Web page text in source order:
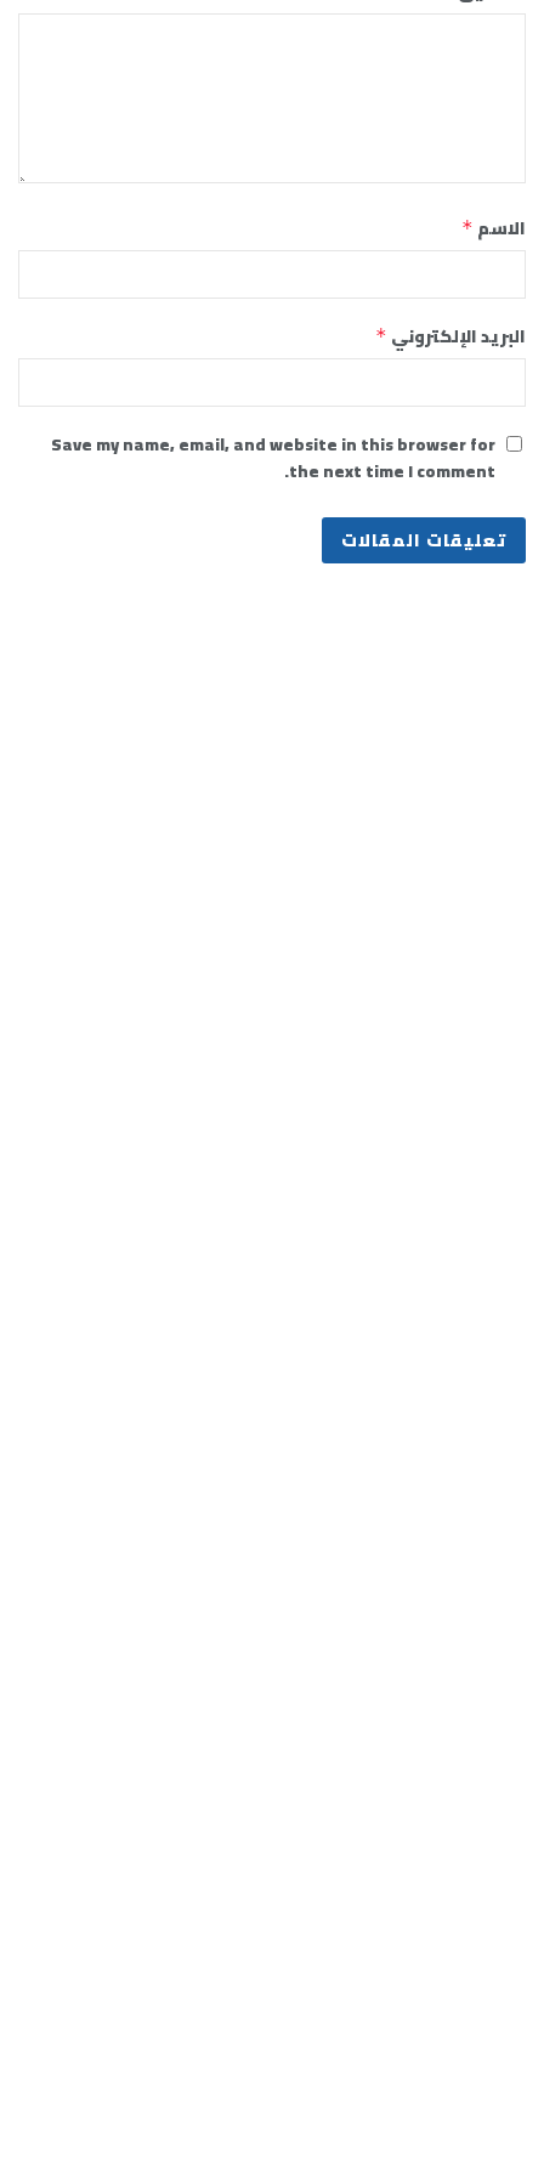
الاسم *
البريد الإلكتروني *
Save my name, email, and website in this browser for
the next time I comment.